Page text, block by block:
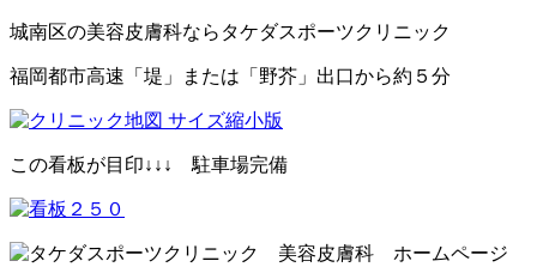
城南区の美容皮膚科ならタケダスポーツクリニック
福岡都市高速「堤」または「野芥」出口から約５分
この看板が目印↓↓↓ 駐車場完備